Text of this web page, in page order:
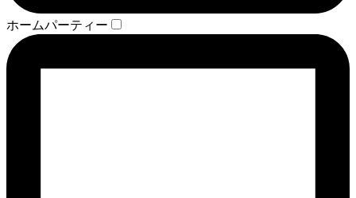
ホームパーティー